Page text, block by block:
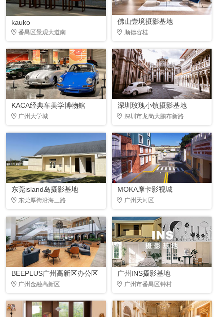
kauko
番禺区景观大道南
佛山壹境摄影基地
顺德容桂
KACA经典车美学博物錧
广州大学城
深圳玫瑰小镇摄影基地
深圳市龙岗大鹏布新路
东莞island岛摄影基地
东莞厚街沿海三路
MOKA摩卡影视城
广州天河区
BEEPLUS广州高新区办公区
广州金融高新区
广州INS摄影基地
广州市番禺区钟村